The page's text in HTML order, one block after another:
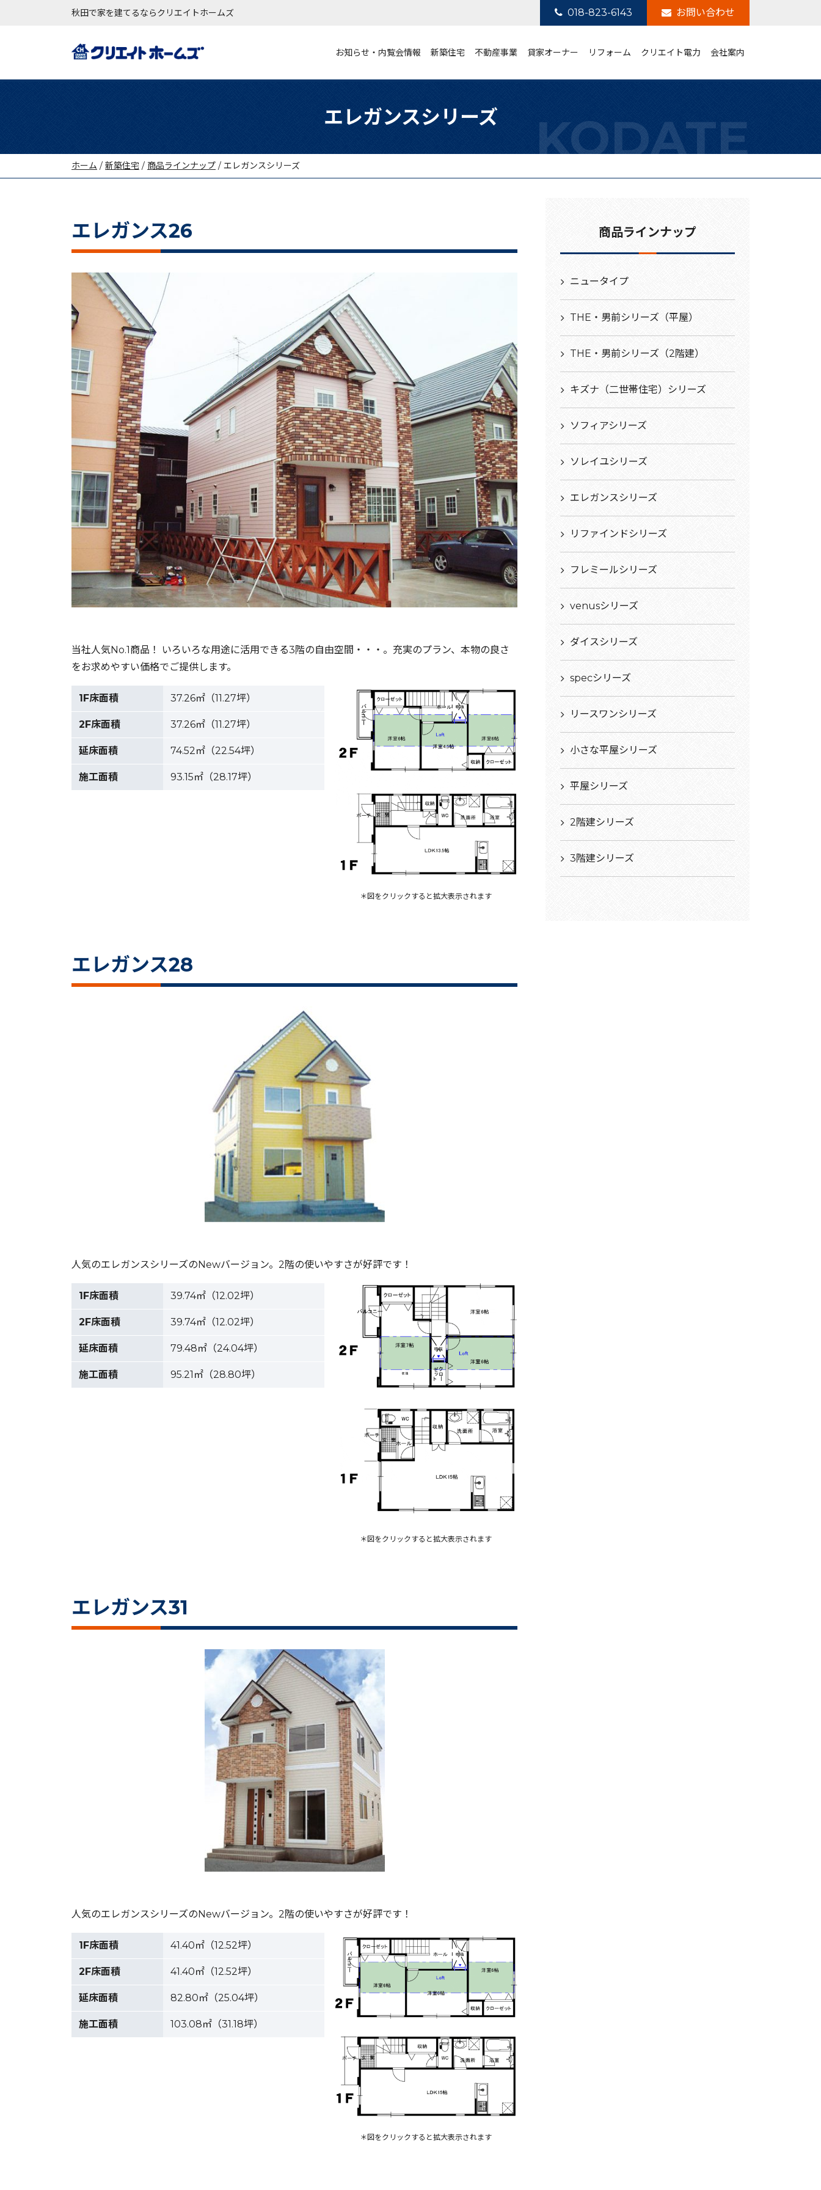
秋田で家を建てるならクリエイトホームズ 018-823-6143 お問い合わせ
メインナビゲーション
お知らせ・内覧会情報 新築住宅 不動産事業 貸家オーナー リフォーム クリエイト電力 会社案内
エレガンスシリーズ
ホーム / 新築住宅 / 商品ラインナップ / エレガンスシリーズ
エレガンス26
当社人気No.1商品！ いろいろな用途に活用できる3階の自由空間・・・。充実のプラン、本物の良さ
をお求めやすい価格でご提供します。
1F床面積 37.26㎡（11.27坪）
2F床面積 37.26㎡（11.27坪）
延床面積 74.52㎡（22.54坪）
施工面積 93.15㎡（28.17坪）
＊図をクリックすると拡大表示されます
エレガンス28
人気のエレガンスシリーズのNewバージョン。2階の使いやすさが好評です！
1F床面積 39.74㎡（12.02坪）
2F床面積 39.74㎡（12.02坪）
延床面積 79.48㎡（24.04坪）
施工面積 95.21㎡（28.80坪）
＊図をクリックすると拡大表示されます
エレガンス31
人気のエレガンスシリーズのNewバージョン。2階の使いやすさが好評です！
1F床面積 41.40㎡（12.52坪）
2F床面積 41.40㎡（12.52坪）
延床面積 82.80㎡（25.04坪）
施工面積 103.08㎡（31.18坪）
＊図をクリックすると拡大表示されます
商品ラインナップ
ニュータイプ
THE・男前シリーズ（平屋）
THE・男前シリーズ（2階建）
キズナ（二世帯住宅）シリーズ
ソフィアシリーズ
ソレイユシリーズ
エレガンスシリーズ
リファインドシリーズ
フレミールシリーズ
venusシリーズ
ダイスシリーズ
specシリーズ
リースワンシリーズ
小さな平屋シリーズ
平屋シリーズ
2階建シリーズ
3階建シリーズ